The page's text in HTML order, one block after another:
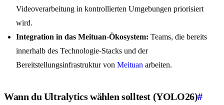
Videoverarbeitung in kontrollierten Umgebungen priorisiert
wird.
Integration in das Meituan-Ökosystem: Teams, die bereits
innerhalb des Technologie-Stacks und der
Bereitstellungsinfrastruktur von Meituan arbeiten.
Wann du Ultralytics wählen solltest (YOLO26)#